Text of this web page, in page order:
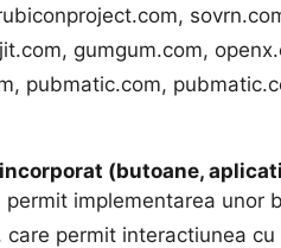
gumgum.com,
pubmatic.com,
(butoane,
permit implementarea unor
care permit interactiunea